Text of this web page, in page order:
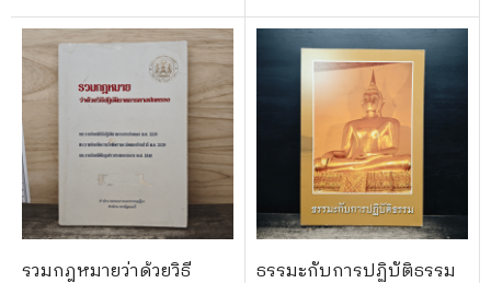
รวมกฎหมายว่าด้วยวิธี
ธรรมะกับการปฏิบัติธรรม